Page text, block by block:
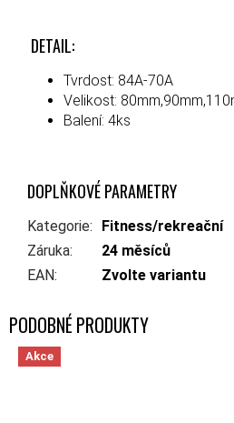
DETAIL:
Tvrdost: 84A-70A
Velikost:
Balení: 4ks
DOPLŇKOVÉ PARAMETRY
Kategorie:
Fitness/rekreační
Záruka:
24 měsíců
EAN: Zvolte variantu
Akce